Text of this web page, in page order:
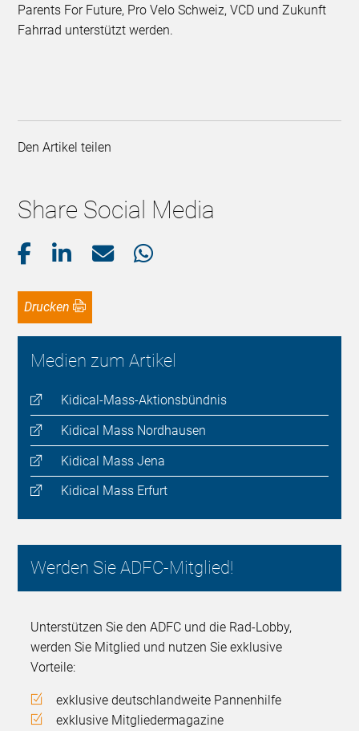
Parents For Future, Pro Velo Schweiz, VCD und Zukunft
Fahrrad unterstützt werden.
Den Artikel teilen
Share Social Media
Drucken
Medien zum Artikel
Kidical-Mass-Aktionsbündnis
Kidical Mass Nordhausen
Kidical Mass Jena
Kidical Mass Erfurt
Werden Sie ADFC-Mitglied!
Unterstützen Sie den ADFC und die Rad-Lobby,
werden Sie Mitglied und nutzen Sie exklusive
Vorteile:
exklusive deutschlandweite Pannenhilfe
exklusive Mitgliedermagazine